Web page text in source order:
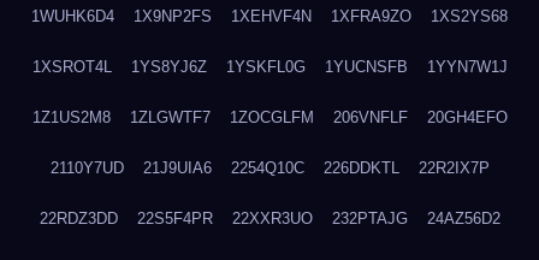
1WUHK6D4 1X9NP2FS 1XEHVF4N 1XFRA9ZO 1XS2YS68
1XSROT4L 1YS8YJ6Z 1YSKFL0G 1YUCNSFB 1YYN7W1J
1Z1US2M8 1ZLGWTF7 1ZOCGLFM 206VNFLF 20GH4EFO
2110Y7UD 21J9UIA6 2254Q10C 226DDKTL 22R2IX7P
22RDZ3DD 22S5F4PR 22XXR3UO 232PTAJG 24AZ56D2